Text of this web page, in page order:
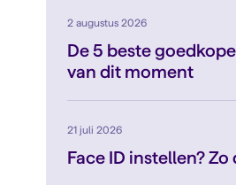
2 augustus 2026
De 5 beste
van dit moment
21 juli 2026
Face ID instellen? Zo